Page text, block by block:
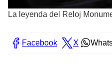
La leyenda del Reloj
Facebook X